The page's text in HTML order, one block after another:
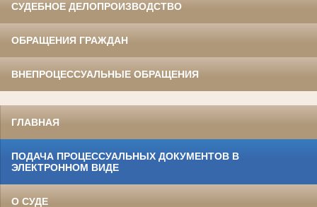
СУДЕБНОЕ ДЕЛОПРОИЗВОДСТВО
ОБРАЩЕНИЯ ГРАЖДАН
ВНЕПРОЦЕССУАЛЬНЫЕ ОБРАЩЕНИЯ
ГЛАВНАЯ
ПОДАЧА ПРОЦЕССУАЛЬНЫХ ДОКУМЕНТОВ В
ЭЛЕКТРОННОМ ВИДЕ
О СУДЕ